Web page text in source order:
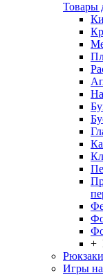
Товары
+
Игры